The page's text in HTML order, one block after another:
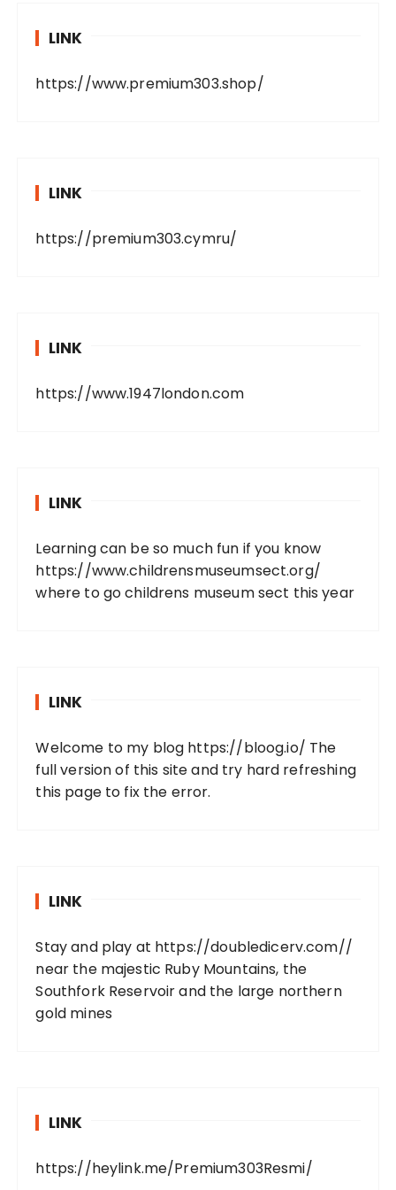
LINK
https://www.premium303.shop/
LINK
https://premium303.cymru/
LINK
https://www.1947london.com
LINK
Learning can be so much fun if you know
https://www.childrensmuseumsect.org/
where to go childrens museum sect this year
LINK
Welcome to my blog https://bloog.io/ The
full version of this site and try hard refreshing
this page to fix the error.
LINK
Stay and play at https://doubledicerv.com//
near the majestic Ruby Mountains, the
Southfork Reservoir and the large northern
gold mines
LINK
https://heylink.me/Premium303Resmi/